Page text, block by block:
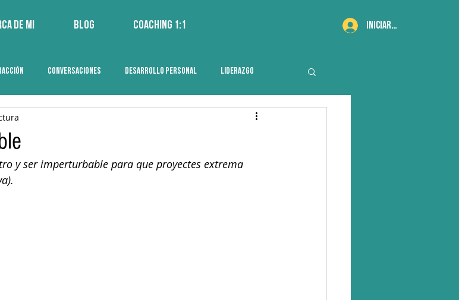
de mi Blog Coaching 1:1 Iniciar sesión
CONVERSACIONES DESARROLLO PERSONAL LIDERAZGO
y ser imperturbable para que proyectes extrema